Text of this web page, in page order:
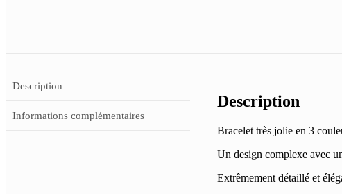
Description
Informations complémentaires
Description
Bracelet très jolie en 3
Un design complexe avec
Extrêmement détaillé et